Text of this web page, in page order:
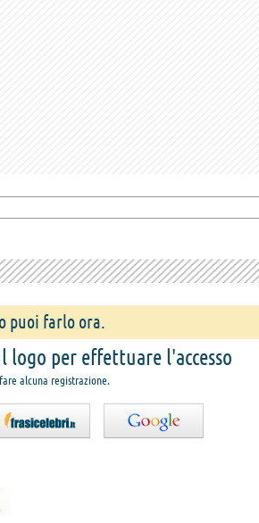
puoi farlo ora.
logo per effettuare l'accesso
alcuna registrazione.